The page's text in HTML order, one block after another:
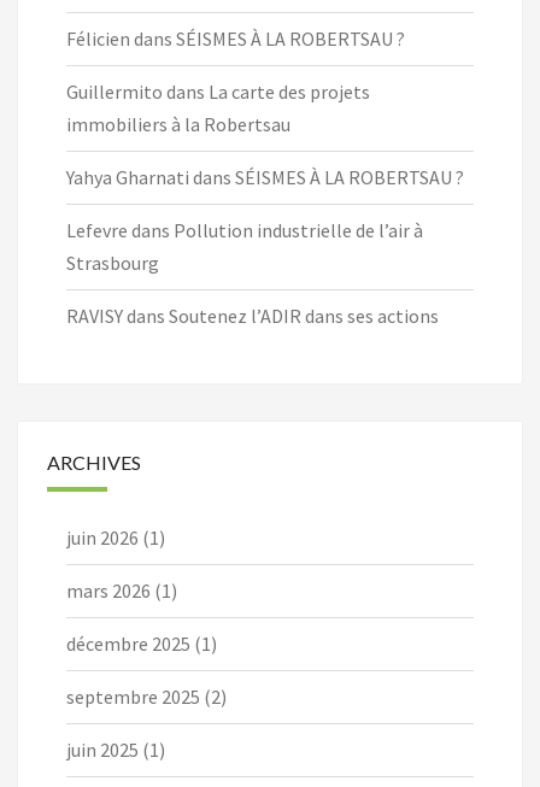
Félicien dans SÉISMES À LA ROBERTSAU ?
Guillermito dans La carte des projets
immobiliers à la Robertsau
Yahya Gharnati dans SÉISMES À LA ROBERTSAU ?
Lefevre dans Pollution industrielle de l’air à
Strasbourg
RAVISYdans Soutenez l’ADIR dans ses actions
ARCHIVES
juin 2026 (1)
mars 2026 (1)
décembre 2025 (1)
septembre 2025 (2)
juin 2025 (1)